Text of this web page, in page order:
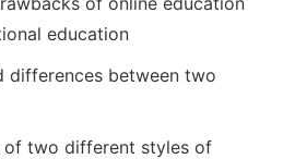
education
differences between two
of two different styles of